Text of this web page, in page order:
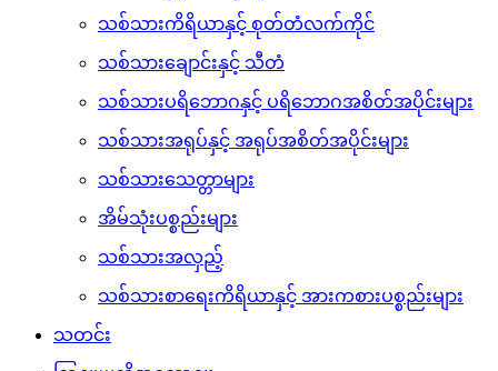
သစ်သားကိရိယာနှင့် စုတ်တံလက်ကိုင်
သစ်သားချောင်းနှင့် သီတံ
သစ်သားပရိဘောဂနှင့် ပရိဘောဂအစိတ်အပိုင်းများ
သစ်သားအရုပ်နှင့် အရုပ်အစိတ်အပိုင်းများ
သစ်သားသေတ္တာများ
အိမ်သုံးပစ္စည်းများ
သစ်သားအလှည့်
သစ်သားစာရေးကိရိယာနှင့် အားကစားပစ္စည်းများ
သတင်း